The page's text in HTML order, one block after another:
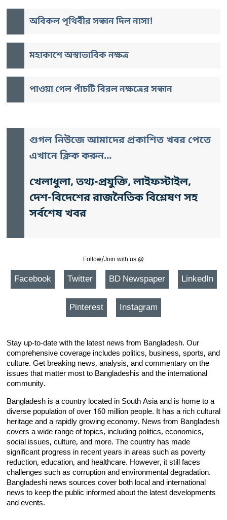
অবিকল পৃথিবীর সন্ধান দিল নাসা!
মহাকাশে অস্বাভাবিক নক্ষত্র
পাওয়া গেল পাঁচটি বিরল নক্ষত্রের সন্ধান
গুগল নিউজে আমাদের প্রকাশিত খবর পেতে
এখানে ক্লিক করুন...
খেলাধুলা, তথ্য-প্রযুক্তি, লাইফস্টাইল,
দেশ-বিদেশের রাজনৈতিক বিশ্লেষণ সহ
সর্বশেষ খবর
Follow/Join with us @
Facebook Twitter BD Newspaper LinkedIn
Pinterest Instagram
Stay up-to-date with the latest news from Bangladesh. Our
comprehensive coverage includes politics, business, sports, and
culture. Get breaking news, analysis, and commentary on the
issues that matter most to Bangladeshis and the international
community.
Bangladesh is a country located in South Asia and is home to a
diverse population of over 160 million people. It has a rich cultural
heritage and a rapidly growing economy. News from Bangladesh
covers a wide range of topics, including politics, economics,
social issues, culture, and more. The country has made
significant progress in recent years in areas such as poverty
reduction, education, and healthcare. However, it still faces
challenges such as corruption and environmental degradation.
Bangladeshi news sources cover both local and international
news to keep the public informed about the latest developments
and events.